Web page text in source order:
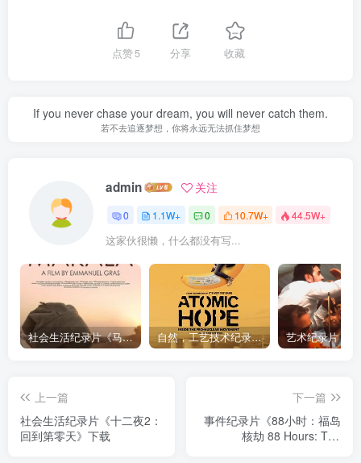
点赞5 分享 收藏
If you never chase your dream, you will never catch them.
若不去追逐梦想，你将永远无法抓住梦想
admin 关注
0 1.1W+ 0 10.7W+ 44.5W+
这家伙很懒，什么都没有写...
社会生活纪录片《马加拉 Makala》下载 自然，工艺技术纪录片《原子能的希望 Atomic Hope – Inside the Pro-Nuclear Movement》下载
上一篇
社会生活纪录片《十二夜2：
回到第零天》下载
下一篇
事件纪录片《88小时：福岛
核劫 88 Hours: The